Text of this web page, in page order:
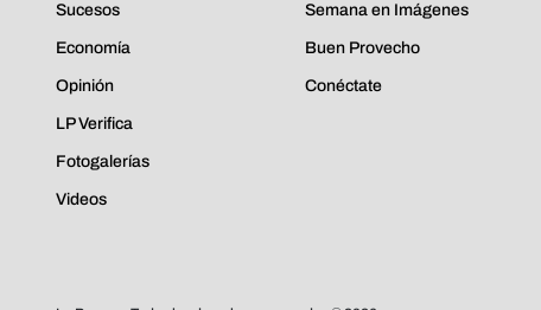
Sucesos
Economía
Opinión
LP Verifica
Fotogalerías
Videos
Semana en Imágenes
Buen Provecho
Conéctate